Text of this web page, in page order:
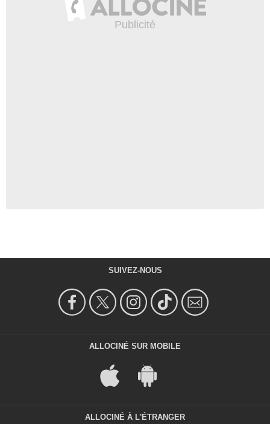
SUIVEZ-NOUS
ALLOCINÉ SUR MOBILE
ALLOCINÉ À L'ÉTRANGER